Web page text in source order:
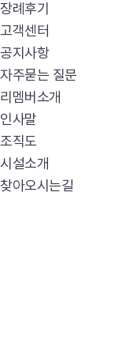
장례후기
고객센터
공지사항
자주묻는 질문
리멤버소개
인사말
조직도
시설소개
찾아오시는길